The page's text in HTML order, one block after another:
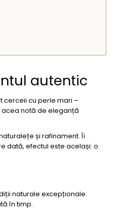
autentic
cerceii cu perle mari –
acea notă de eleganță
și rafinament. Îi
dată, efectul este același: o
naturale excepționale.
în timp.